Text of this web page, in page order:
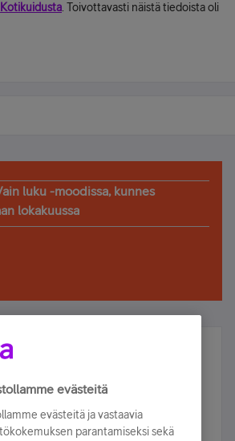
Kotikuidusta . Toivottavasti näistä tiedoista oli
luku -moodissa, kunnes
lokakuussa
osallistu ja voita!
ja olet mukana arvonnassa.
evästeitä
evästeitä ja vastaavia
parantamiseksi sekä